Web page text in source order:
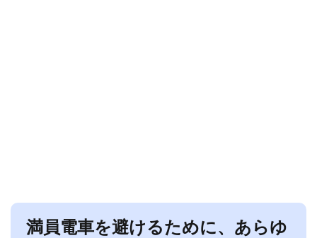
満員電車を避けるために、あらゆ